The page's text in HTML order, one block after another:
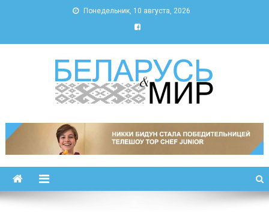
Понедельник, 10 августа, 2026
Беларусь и мир